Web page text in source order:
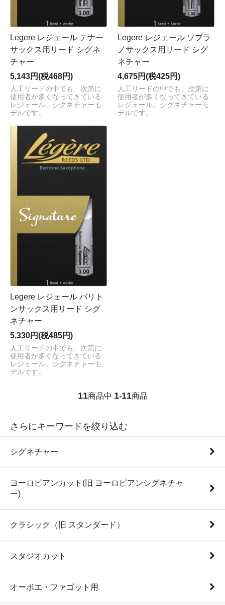
Legere レジェール テナー
サックス用リード シグネ
チャー
5,143円(税468円)
人工リードの中でも、次第に
使用者が多くなってきている
レジェール。シグネチャーモ
デルです。
Legere レジェール ソプラ
ノサックス用リード シグ
ネチャー
4,675円(税425円)
人工リードの中でも、次第に
使用者が多くなってきている
レジェール。シグネチャーモ
デルです。
Legere レジェール バリト
ンサックス用リード シグ
ネチャー
5,330円(税485円)
人工リードの中でも、次第に
使用者が多くなってきている
レジェール。シグネチャーモ
デルです。
11商品中 1-11商品
さらにキーワードを絞り込む
シグネチャー
ヨーロピアンカット(旧 ヨーロピアンシグネチャ
ー)
クラシック（旧 スタンダード）
スタジオカット
オーボエ・ファゴット用